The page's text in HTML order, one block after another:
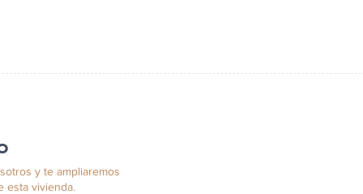
y te ampliaremos
esta vivienda.